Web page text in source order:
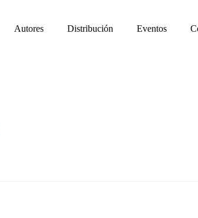
Autores Distribución Eventos